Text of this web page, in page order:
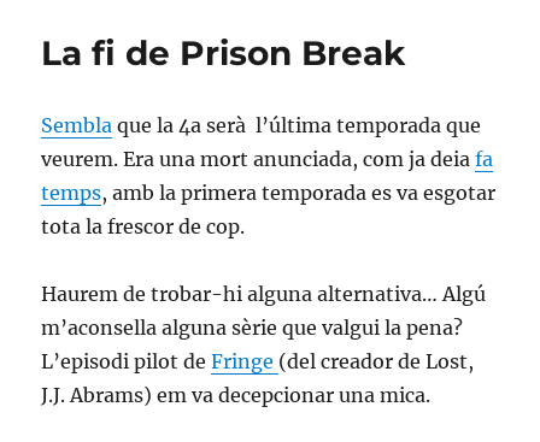
La fi de Prison Break
Sembla que la 4a serà l’última temporada que
veurem. Era una mort anunciada, com ja deiafa
temps, amb la primera temporada es va esgotar
tota la frescor de cop.
Haurem de trobar-hi alguna alternativa… Algú
m’aconsella alguna sèrie que valgui la pena?
L’episodi pilot deFringe (del creador de Lost,
J.J. Abrams) em va decepcionar una mica.